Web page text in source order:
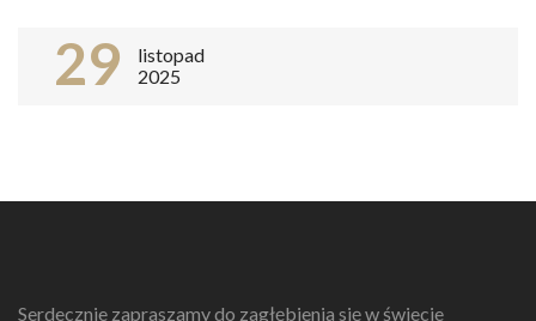
29
listopad
2025
Serdecznie zapraszamy do zagłębienia się w świecie